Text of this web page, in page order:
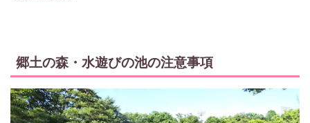
郷土の森・水遊びの池の注意事項